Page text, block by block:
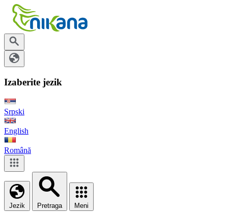
Izaberite jezik
Srpski
English
Română
Jezik Pretraga Meni